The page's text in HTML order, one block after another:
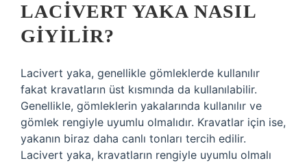
LACIVERT YAKA NASIL
GIYILIR?
Lacivert yaka, genellikle gömleklerde kullanılır
fakat kravatların üst kısmında da kullanılabilir.
Genellikle, gömleklerin yakalarında kullanılır ve
gömlek rengiyle uyumlu olmalıdır. Kravatlar için ise,
yakanın biraz daha canlı tonları tercih edilir.
Lacivert yaka, kravatların rengiyle uyumlu olmalı